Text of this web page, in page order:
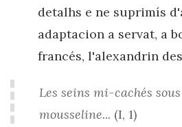
detalhs e ne suprimís
adaptacion a servat, a
francés, l'alexandrin
Les seins mi-cachés sous
mousseline... (I, 1)